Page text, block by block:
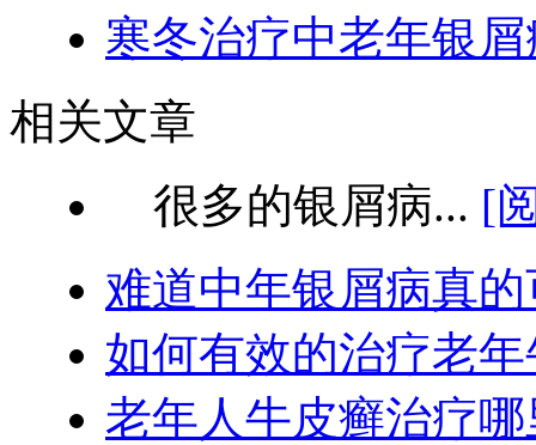
寒冬治疗中老年银
相关文章
很多的银屑病... [
难道中年银屑病真
如何有效的治疗老
老年人牛皮癣治疗